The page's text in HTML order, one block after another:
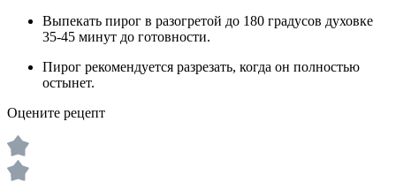
Выпекать пирог в разогретой до 180 градусов духовке
35-45 минут до готовности.
Пирог рекомендуется разрезать, когда он полностью
остынет.
Оцените рецепт